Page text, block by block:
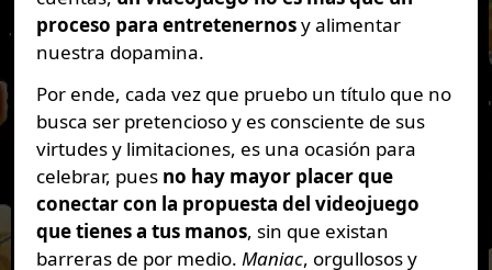
proceso para entretenernosy alimentar
nuestra dopamina.
Por ende, cada vez que pruebo un título que no
busca ser pretencioso y es consciente de sus
virtudes y limitaciones, es una ocasión para
celebrar, pues no hay mayor placer que
conectar con la propuesta del videojuego
que tienes a tus manos, sin que existan
barreras de por medio. Maniac, orgullosos y